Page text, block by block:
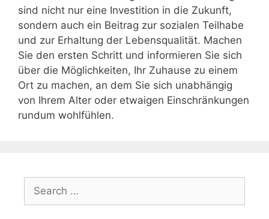
sind nicht nur eine Investition in die Zukunft,
sondern auch ein Beitrag zur sozialen Teilhabe
und zur Erhaltung der Lebensqualität. Machen
Sie den ersten Schritt und informieren Sie sich
über die Möglichkeiten, Ihr Zuhause zu einem
Ort zu machen, an dem Sie sich unabhängig
von Ihrem Alter oder etwaigen Einschränkungen
rundum wohlfühlen.
Search
for: